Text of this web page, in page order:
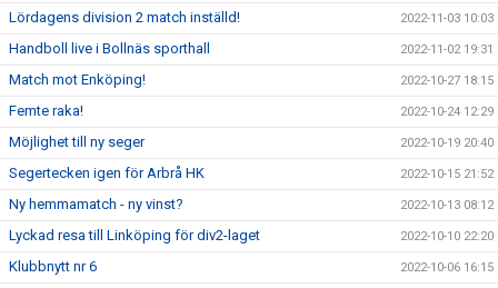
Lördagens division 2 match inställd! 2022-11-03 10:03
Handboll live i Bollnäs sporthall 2022-11-02 19:31
Match mot Enköping! 2022-10-27 18:15
Femte raka! 2022-10-24 12:29
Möjlighet till ny seger 2022-10-19 20:40
Segertecken igen för Arbrå HK 2022-10-15 21:52
Ny hemmamatch - ny vinst? 2022-10-13 08:12
Lyckad resa till Linköping för div2-laget 2022-10-10 22:20
Klubbnytt nr 6 2022-10-06 16:15